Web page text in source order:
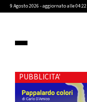
9 Agosto 2026 - aggiornato alle 04:22
PUBBLICITA'